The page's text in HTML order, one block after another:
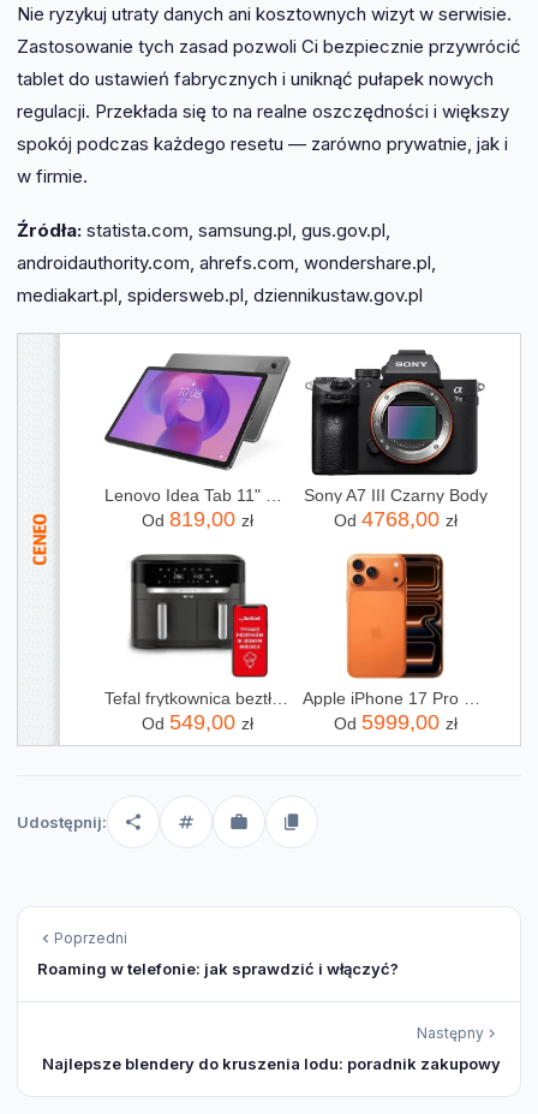
Nie ryzykuj utraty danych ani kosztownych wizyt w serwisie.
Zastosowanie tych zasad pozwoli Ci bezpiecznie przywrócić
tablet do ustawień fabrycznych i uniknąć pułapek nowych
regulacji. Przekłada się to na realne oszczędności i większy
spokój podczas każdego resetu — zarówno prywatnie, jak i
w firmie.
Źródła: statista.com, samsung.pl, gus.gov.pl,
androidauthority.com, ahrefs.com, wondershare.pl,
mediakart.pl, spidersweb.pl, dziennikustaw.gov.pl
Od 819,00 zł
Sony A7 III Czarny Body
Od 4768,00 zł
Tefal frytkownica beztłuszczowa Air Fryer Dual Easy Fry EY942HE0
Od 549,00 zł
Od 5999,00 zł
Udostępnij:
Poprzedni
Roaming w telefonie: jak sprawdzić i włączyć?
Następny
Najlepsze blendery do kruszenia lodu: poradnik zakupowy